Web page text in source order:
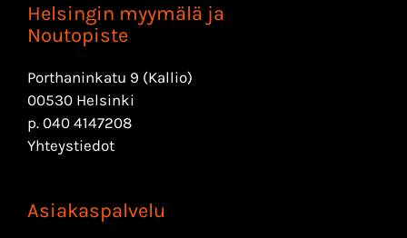
Helsingin myymälä ja
Noutopiste
Porthaninkatu 9 (Kallio)
00530 Helsinki
p. 040 4147208
Yhteystiedot
Asiakaspalvelu